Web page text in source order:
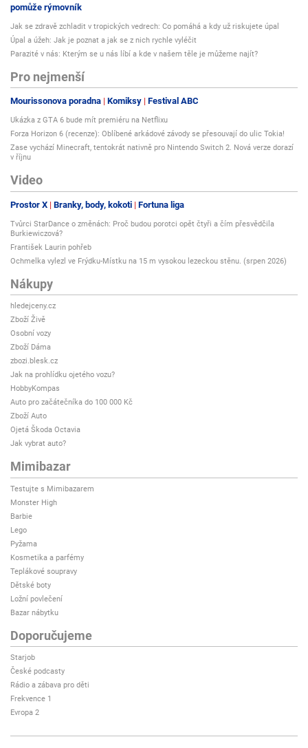
pomůže rýmovník
Jak se zdravě zchladit v tropických vedrech: Co pomáhá a kdy už riskujete úpal
Úpal a úžeh: Jak je poznat a jak se z nich rychle vyléčit
Parazité v nás: Kterým se u nás líbí a kde v našem těle je můžeme najít?
Pro nejmenší
Mourissonova poradna Komiksy Festival ABC
Ukázka z GTA 6 bude mít premiéru na Netflixu
Forza Horizon 6 (recenze): Oblíbené arkádové závody se přesouvají do ulic Tokia!
Zase vychází Minecraft, tentokrát nativně pro Nintendo Switch 2. Nová verze dorazí
v říjnu
Video
Prostor X Branky, body, kokoti Fortuna liga
Tvůrci StarDance o změnách: Proč budou porotci opět čtyři a čím přesvědčila
Burkiewiczová?
František Laurin pohřeb
Ochmelka vylezl ve Frýdku-Místku na 15 m vysokou lezeckou stěnu. (srpen 2026)
Nákupy
hledejceny.cz
Zboží Živě
Osobní vozy
Zboží Dáma
zbozi.blesk.cz
Jak na prohlídku ojetého vozu?
HobbyKompas
Auto pro začátečníka do 100 000 Kč
Zboží Auto
Ojetá Škoda Octavia
Jak vybrat auto?
Mimibazar
Testujte s Mimibazarem
Monster High
Barbie
Lego
Pyžama
Kosmetika a parfémy
Teplákové soupravy
Dětské boty
Ložní povlečení
Bazar nábytku
Doporučujeme
Starjob
České podcasty
Rádio a zábava pro děti
Frekvence 1
Evropa 2